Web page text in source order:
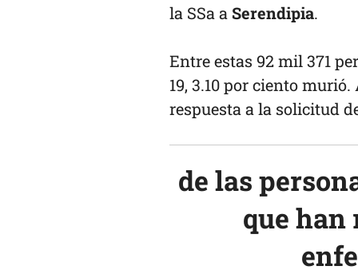
la SSa a Serendipia.
Entre estas 92 mil 371
19, 3.10 por ciento
respuesta a la solicitud
de las
que han